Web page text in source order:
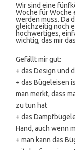
Wir sind eine
Woche für Woche
werden muss. Da
gleichzeitig noch
hochwertiges,
wichtig, das mir
Gefällt mir gut:
+ das Design und
+ das Bügeleisen
man merkt, dass
zu tun hat
+ das
Hand, auch wenn
+ man kann das